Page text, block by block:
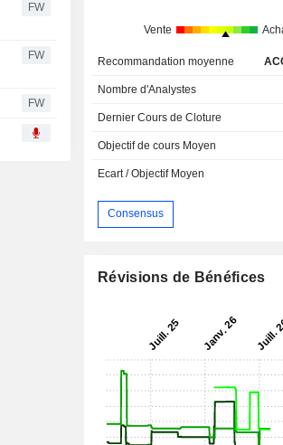
FW
FW
FW
Vente
Recommandation moyenne
Nombre d'Analystes
Dernier Cours de Cloture
Objectif de cours Moyen
Ecart / Objectif Moyen
Consensus
Révisions de Bénéfices